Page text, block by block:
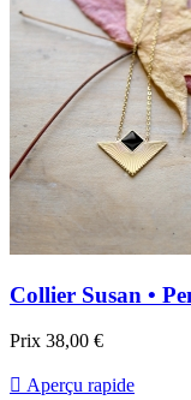
Collier Susan •
Prix 38,00 €
 Aperçu rapide